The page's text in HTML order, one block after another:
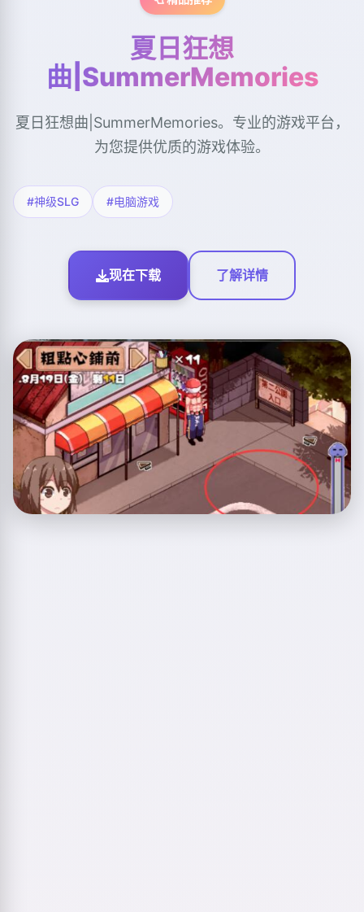
夏日狂想
曲|SummerMemories
夏日狂想曲|SummerMemories。专业的游戏平台，
为您提供优质的游戏体验。
#神级SLG #电脑游戏
现在下载 了解详情